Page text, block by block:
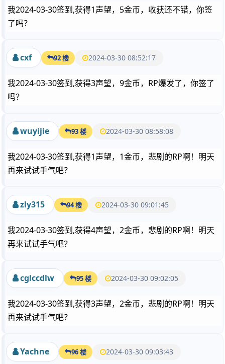
我2024-03-30签到,获得1声望，5金币，收获还不错，你签
了吗？
cxf 92 楼 2024-03-30 08:52:17
我2024-03-30签到,获得3声望，9金币，RP爆发了，你签了
吗？
wuyijie 93 楼 2024-03-30 08:58:08
我2024-03-30签到,获得1声望，1金币，悲剧的RP啊！明天
再来试试手气吧？
zly315 94 楼 2024-03-30 09:01:45
我2024-03-30签到,获得4声望，2金币，悲剧的RP啊！明天
再来试试手气吧？
cglccdlw 95 楼 2024-03-30 09:02:05
我2024-03-30签到,获得3声望，2金币，悲剧的RP啊！明天
再来试试手气吧？
Yachne 96 楼 2024-03-30 09:03:43